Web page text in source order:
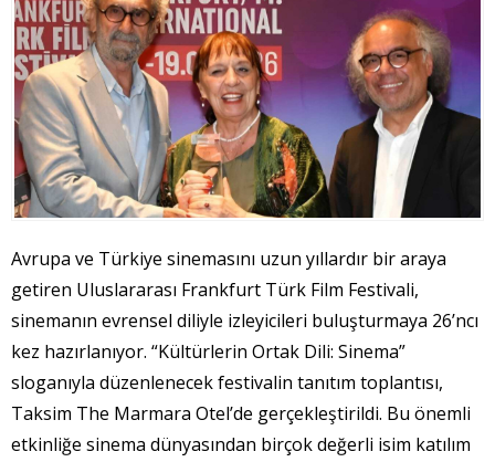
Avrupa ve Türkiye sinemasını uzun yıllardır bir araya
getiren Uluslararası Frankfurt Türk Film Festivali,
sinemanın evrensel diliyle izleyicileri buluşturmaya 26’ncı
kez hazırlanıyor. “Kültürlerin Ortak Dili: Sinema”
sloganıyla düzenlenecek festivalin tanıtım toplantısı,
Taksim The Marmara Otel’de gerçekleştirildi. Bu önemli
etkinliğe sinema dünyasından birçok değerli isim katılım